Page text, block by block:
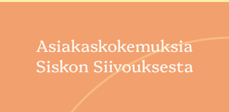
Asiakaskokemuksia
Siskon Siivouksesta